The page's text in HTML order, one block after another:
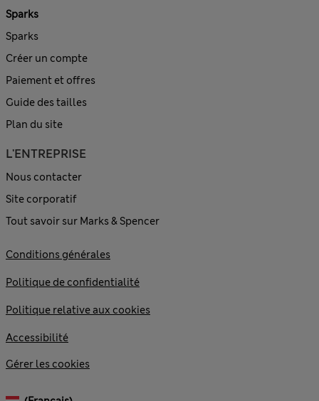
Sparks
Sparks
Créer un compte
Paiement et offres
Guide des tailles
Plan du site
L'ENTREPRISE
Nous contacter
Site corporatif
Tout savoir sur Marks & Spencer
Conditions générales
Politique de confidentialité
Politique relative aux cookies
Accessibilité
Gérer les cookies